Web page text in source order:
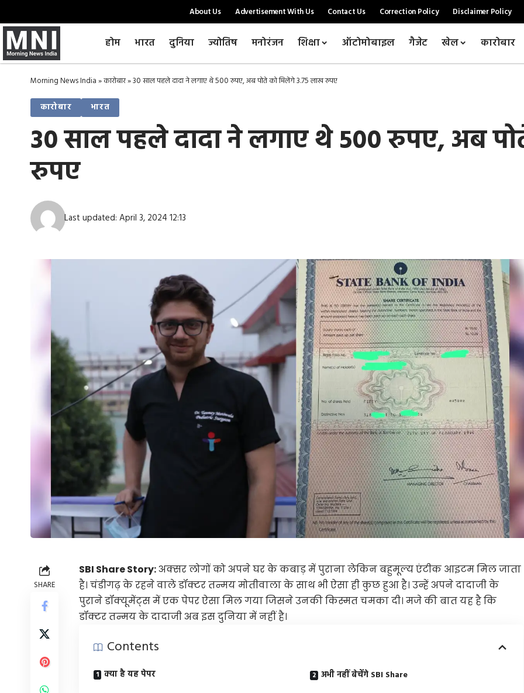
About Us Advertisement With Us Contact Us Correction Policy Disclaimer Policy
होम भारत दुनिया ज्योतिष मनोरंजन शिक्षा ऑटोमोबाइल गैजेट खेल कारोबार
Morning News India»कारोबार»30 साल पहले दादा ने लगाए थे 500 रुपए, अब पोते को मिलेंगे 3.75 लाख रुपए
कारोबार भारत
30 साल पहले दादा ने लगाए थे 500 रुपए, अब
रुपए
Last updated: April 3, 2024 12:13
SHARE
SBI Share Story:अक्सर लोगों को अपने घर के कबाड़ में पुराना लेकिन बहुमूल्य एंटीक आइटम मिल जाता
है। चंडीगढ़ के रहने वाले डॉक्टर तन्मय मोतीवाला के साथ भी ऐसा ही कुछ हुआ है। उन्हें अपने दादाजी के
पुराने डॉक्यूमेंट्स में एक पेपर ऐसा मिल गया जिसने उनकी किस्मत चमका दी। मजे की बात यह है कि
डॉक्टर तन्मय के दादाजी अब इस दुनिया में नहीं है।
Contents
क्या है यह पेपर अभी नहीं बेचेंगे SBI Share